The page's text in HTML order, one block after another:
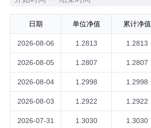
日期 单位净值 累计净值
2026-08-06 1.2813 1.2813
2026-08-05 1.2807 1.2807
2026-08-04 1.2998 1.2998
2026-08-03 1.2922 1.2922
2026-07-31 1.3030 1.3030